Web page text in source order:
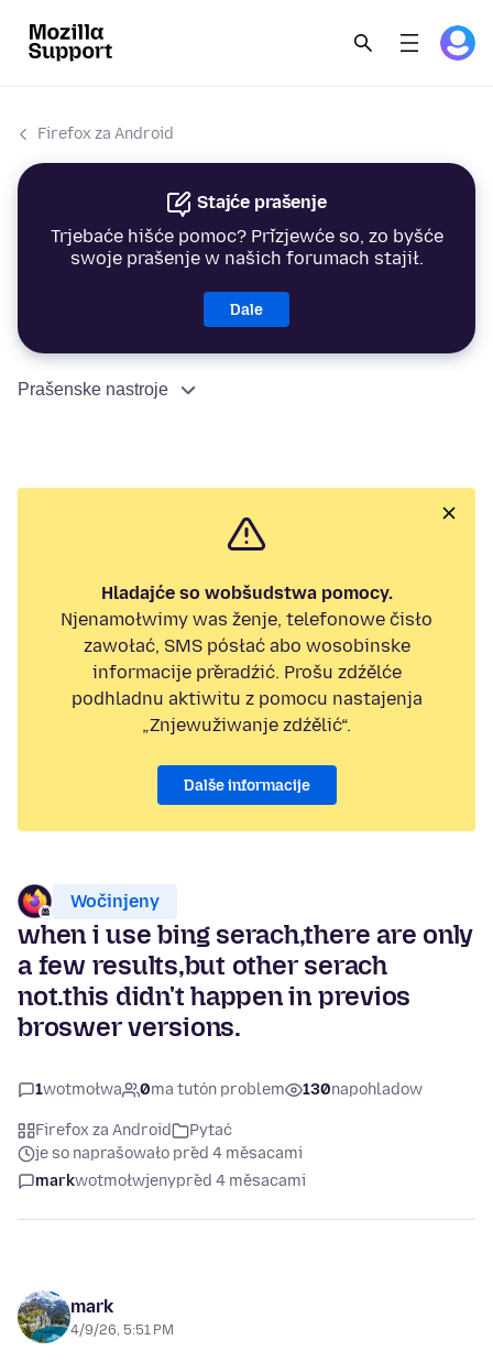
Firefox za Android
Stajće prašenje
Trjebaće hišće pomoc? Přizjewće so, zo byšće
swoje prašenje w našich forumach stajił.
Dale
Prašenske nastroje
Hladajće so wobšudstwa pomocy.
Njenamołwimy was ženje, telefonowe čisło
zawołać, SMS pósłać abo wosobinske
informacije přeradźić. Prošu zdźělće
podhladnu aktiwitu z pomocu nastajenja
„Znjewužiwanje zdźělić“.
Dalše informacije
Wočinjeny
when i use bing serach,there are only
a few results,but other serach
not.this didn't happen in previos
broswer versions.
1wotmołwa 0ma tutón problem 130napohladow
Firefox za Android
Pytać
je so naprašowało před 4 měsacami
markwotmołwjenypřed 4 měsacami
mark
4/9/26, 5:51 PM